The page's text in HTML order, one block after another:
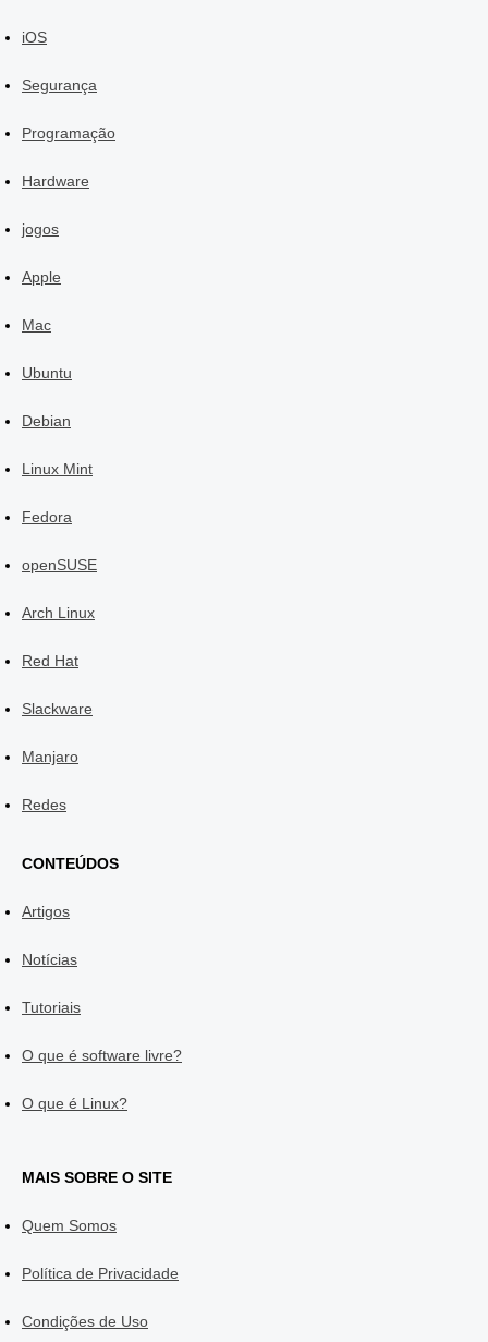
iOS
Segurança
Programação
Hardware
jogos
Apple
Mac
Ubuntu
Debian
Linux Mint
Fedora
openSUSE
Arch Linux
Red Hat
Slackware
Manjaro
Redes
CONTEÚDOS
Artigos
Notícias
Tutoriais
O que é software livre?
O que é Linux?
MAIS SOBRE O SITE
Quem Somos
Política de Privacidade
Condições de Uso